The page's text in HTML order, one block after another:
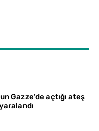
Gazze’de açtığı ateş